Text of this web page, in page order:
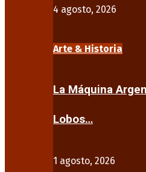
4 agosto, 2026
Arte & Historia
La Máquina
Lobos…
1 agosto, 2026